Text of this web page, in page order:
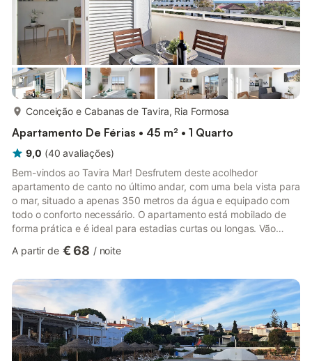
Conceição e Cabanas de Tavira, Ria Formosa
Apartamento De Férias • 45 m² • 1 Quarto
9,0 (40 avaliações)
Bem-vindos ao Tavira Mar! Desfrutem deste acolhedor
apartamento de canto no último andar, com uma bela vista para
o mar, situado a apenas 350 metros da água e equipado com
todo o conforto necessário. O apartamento está mobilado de
forma prática e é ideal para estadias curtas ou longas. Vão
branca está próxima e é facilmente acessível por barcos de
metros do apartamento. Nas proximidades, encontram um
supermercado a 400 metros e, para compras maiores, podem
visitar T...
A partir de € 68 / noite